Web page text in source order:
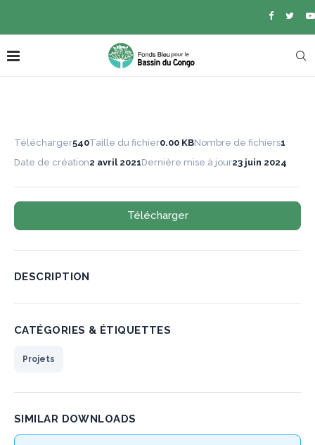
Télécharger540Taille du fichier0.00 KBNombre de fichiers1
Date de création2 avril 2021Dernière mise à jour23 juin 2024
Télécharger
DESCRIPTION
CATÉGORIES & ÉTIQUETTES
Projets
SIMILAR DOWNLOADS